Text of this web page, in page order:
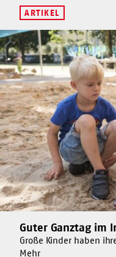
Fachkräfte!
ARTIKEL
Mehr
dazu
Guter
Ganztag
im
Interesse
der
Kinder
Guter Ganztag im
Große Kinder haben
und Bedürfnisse. Diese
Mehr
dazu
Guter
MehrUm